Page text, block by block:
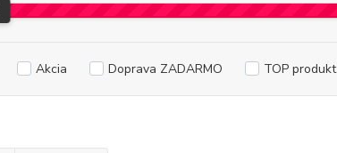
Akcia Doprava ZADARMO TOP produkt